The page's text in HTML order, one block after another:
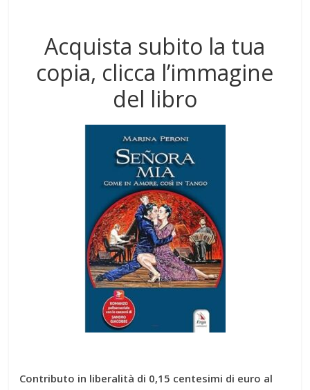
Acquista subito la tua
copia, clicca l’immagine
del libro
Contributo in liberalità di 0,15 centesimi di euro al